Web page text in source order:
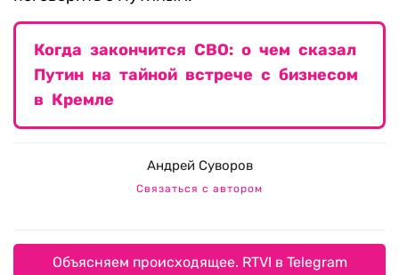
Когда закончится СВО: о чем сказал
Путин на тайной встрече с бизнесом
в Кремле
Андрей Суворов
Связаться с автором
Объясняем происходящее. RTVI в Telegram